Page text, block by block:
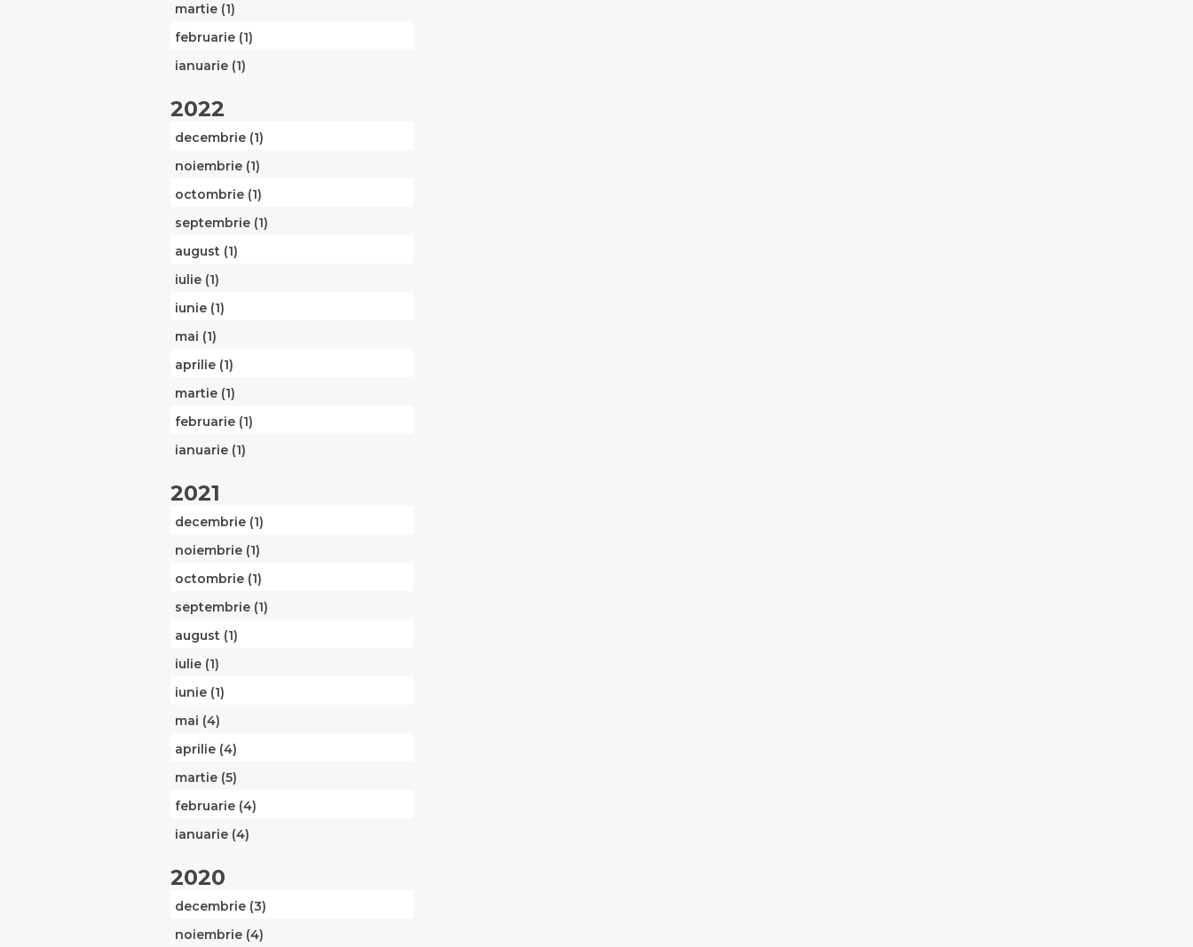
martie (1)
februarie (1)
ianuarie (1)
2022
decembrie (1)
noiembrie (1)
octombrie (1)
septembrie (1)
august (1)
iulie (1)
iunie (1)
mai (1)
aprilie (1)
martie (1)
februarie (1)
ianuarie (1)
2021
decembrie (1)
noiembrie (1)
octombrie (1)
septembrie (1)
august (1)
iulie (1)
iunie (1)
mai (4)
aprilie (4)
martie (5)
februarie (4)
ianuarie (4)
2020
decembrie (3)
noiembrie (4)